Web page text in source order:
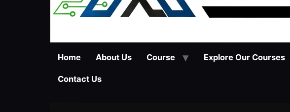
Home About Us Course Explore Our Courses
Contact Us